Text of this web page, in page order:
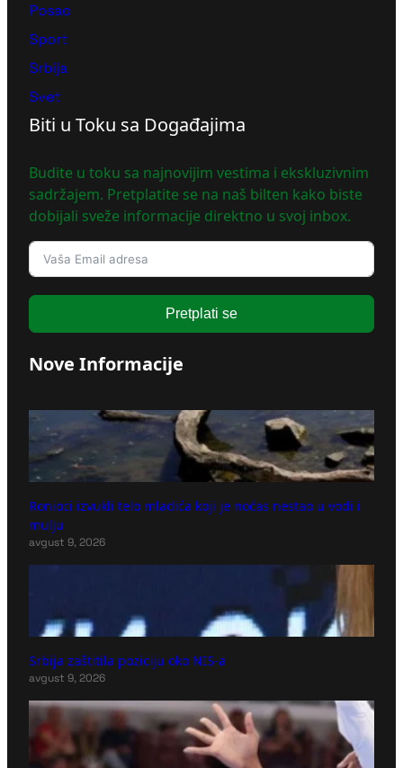
Posao
Sport
Srbija
Svet
Biti u Toku sa Događajima
Budite u toku sa najnovijim vestima i ekskluzivnim
sadržajem. Pretplatite se na naš bilten kako biste
dobijali sveže informacije direktno u svoj inbox.
Pretplati se
Nove Informacije
Ronioci izvukli telo mladića koji je noćas nestao u vodi i
mulju
avgust 9, 2026
Srbija zaštitila poziciju oko NIS-a
avgust 9, 2026